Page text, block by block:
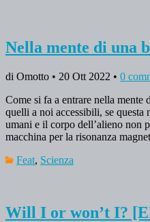
Nella mente di una
di Omotto • 20 Ott 2022 • 0
Come si fa a entrare nella
quelli a noi accessibili, se questa
umani e il corpo dell’alieno non
macchina per la risonanza
Feat, Scienza
Will I or won’t I?